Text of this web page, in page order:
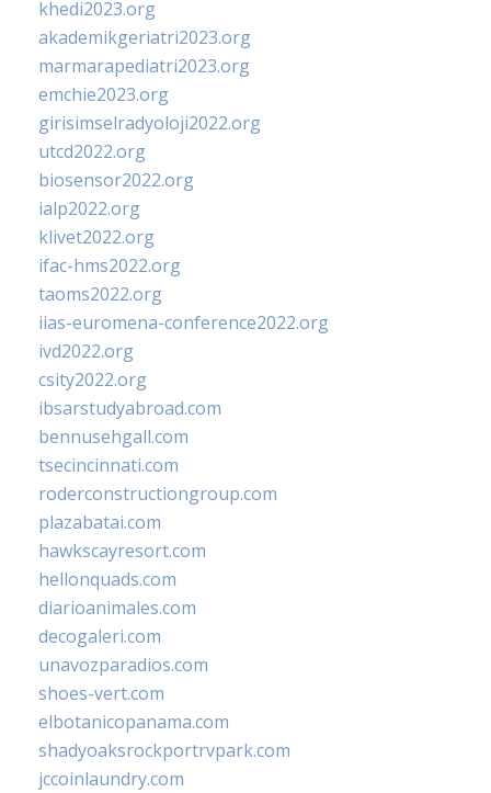
khedi2023.org
akademikgeriatri2023.org
marmarapediatri2023.org
emchie2023.org
girisimselradyoloji2022.org
utcd2022.org
biosensor2022.org
ialp2022.org
klivet2022.org
ifac-hms2022.org
taoms2022.org
iias-euromena-conference2022.org
ivd2022.org
csity2022.org
ibsarstudyabroad.com
bennusehgall.com
tsecincinnati.com
roderconstructiongroup.com
plazabatai.com
hawkscayresort.com
hellonquads.com
diarioanimales.com
decogaleri.com
unavozparadios.com
shoes-vert.com
elbotanicopanama.com
shadyoaksrockportrvpark.com
jccoinlaundry.com